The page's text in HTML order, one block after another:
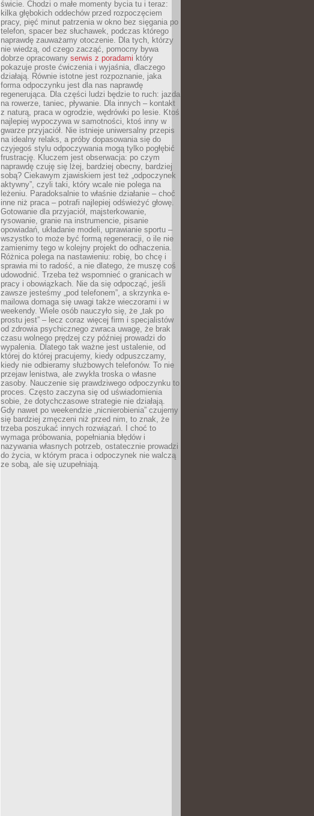
świcie. Chodzi o małe momenty bycia tu i teraz:
kilka głębokich oddechów przed rozpoczęciem
pracy, pięć minut patrzenia w okno bez sięgania po
telefon, spacer bez słuchawek, podczas którego
naprawdę zauważamy otoczenie. Dla tych, którzy
nie wiedzą, od czego zacząć, pomocny bywa
dobrze opracowany serwis z poradami który
pokazuje proste ćwiczenia i wyjaśnia, dlaczego
działają. Równie istotne jest rozpoznanie, jaka
forma odpoczynku jest dla nas naprawdę
regenerująca. Dla części ludzi będzie to ruch: jazda
na rowerze, taniec, pływanie. Dla innych – kontakt
z naturą, praca w ogrodzie, wędrówki po lesie. Ktoś
najlepiej wypoczywa w samotności, ktoś inny w
gwarze przyjaciół. Nie istnieje uniwersalny przepis
na idealny relaks, a próby dopasowania się do
czyjegoś stylu odpoczywania mogą tylko pogłębić
frustrację. Kluczem jest obserwacja: po czym
naprawdę czuję się lżej, bardziej obecny, bardziej
sobą? Ciekawym zjawiskiem jest też „odpoczynek
aktywny”, czyli taki, który wcale nie polega na
leżeniu. Paradoksalnie to właśnie działanie – choć
inne niż praca – potrafi najlepiej odświeżyć głowę.
Gotowanie dla przyjaciół, majsterkowanie,
rysowanie, granie na instrumencie, pisanie
opowiadań, układanie modeli, uprawianie sportu –
wszystko to może być formą regeneracji, o ile nie
zamienimy tego w kolejny projekt do odhaczenia.
Różnica polega na nastawieniu: robię, bo chcę i
sprawia mi to radość, a nie dlatego, że muszę coś
udowodnić. Trzeba też wspomnieć o granicach w
pracy i obowiązkach. Nie da się odpocząć, jeśli
zawsze jesteśmy „pod telefonem”, a skrzynka e-
mailowa domaga się uwagi także wieczorami i w
weekendy. Wiele osób nauczyło się, że „tak po
prostu jest” – lecz coraz więcej firm i specjalistów
od zdrowia psychicznego zwraca uwagę, że brak
czasu wolnego prędzej czy później prowadzi do
wypalenia. Dlatego tak ważne jest ustalenie, od
której do której pracujemy, kiedy odpuszczamy,
kiedy nie odbieramy służbowych telefonów. To nie
przejaw lenistwa, ale zwykła troska o własne
zasoby. Nauczenie się prawdziwego odpoczynku to
proces. Często zaczyna się od uświadomienia
sobie, że dotychczasowe strategie nie działają.
Gdy nawet po weekendzie „nicnierobienia” czujemy
się bardziej zmęczeni niż przed nim, to znak, że
trzeba poszukać innych rozwiązań. I choć to
wymaga próbowania, popełniania błędów i
nazywania własnych potrzeb, ostatecznie prowadzi
do życia, w którym praca i odpoczynek nie walczą
ze sobą, ale się uzupełniają.